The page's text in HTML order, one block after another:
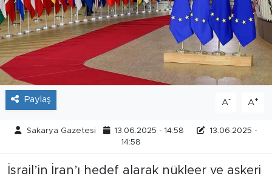
Paylaş A- A+
Sakarya Gazetesi 13.06.2025 - 14:58
13.06.2025 -
14:58
İsrail’in İran’ı hedef alarak nükleer ve askeri
Tarihçe
Resmi İlanlar
Söyleşi
Foto Şaka
Teknoloji
Politika